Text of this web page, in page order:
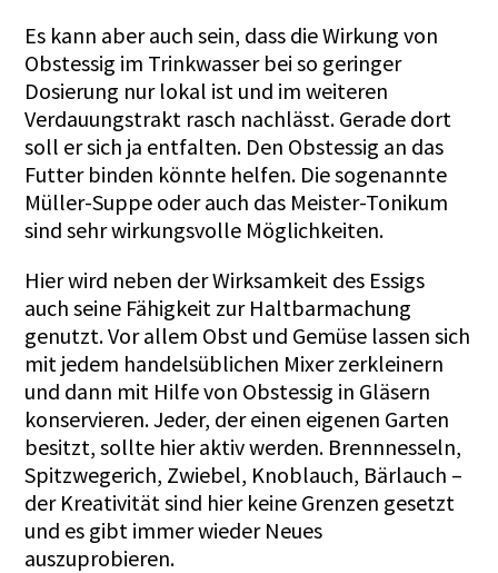
Es kann aber auch sein, dass die Wirkung von
Obstessig im Trinkwasser bei so geringer
Dosierung nur lokal ist und im weiteren
Verdauungstrakt rasch nachlässt. Gerade dort
soll er sich ja entfalten. Den Obstessig an das
Futter binden könnte helfen. Die sogenannte
Müller-Suppe oder auch das Meister-Tonikum
sind sehr wirkungsvolle Möglichkeiten.
Hier wird neben der Wirksamkeit des Essigs
auch seine Fähigkeit zur Haltbarmachung
genutzt. Vor allem Obst und Gemüse lassen sich
mit jedem handelsüblichen Mixer zerkleinern
und dann mit Hilfe von Obstessig in Gläsern
konservieren. Jeder, der einen eigenen Garten
besitzt, sollte hier aktiv werden. Brennnesseln,
Spitzwegerich, Zwiebel, Knoblauch, Bärlauch –
der Kreativität sind hier keine Grenzen gesetzt
und es gibt immer wieder Neues
auszuprobieren.